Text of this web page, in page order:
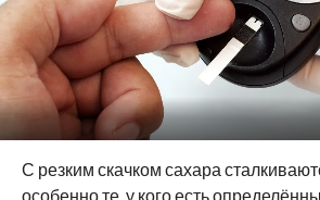
С резким скачком сахара
особенно те, у кого есть